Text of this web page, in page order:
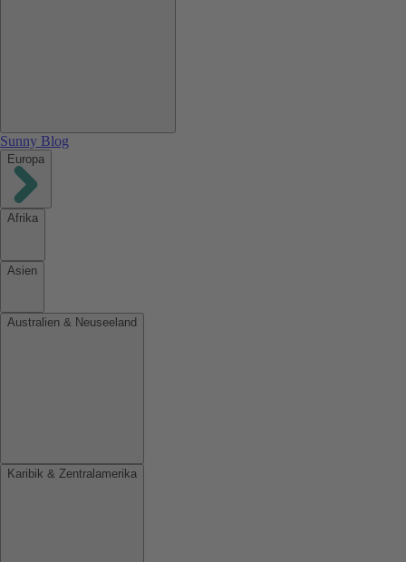
Sunny Blog
Europa
Afrika
Asien
Australien & Neuseeland
Karibik & Zentralamerika